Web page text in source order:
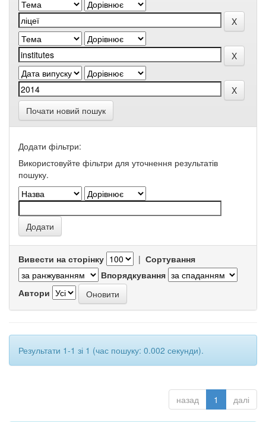
Почати новий пошук
Додати фільтри:
Використовуйте фільтри для уточнення результатів
пошуку.
Вивести на сторінку | Сортування
Впорядкування
Автори
Результати 1-1 зі 1 (час пошуку: 0.002 секунди).
назад 1 далі